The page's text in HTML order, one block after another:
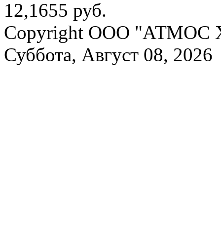
12,1655 руб.
Copyright OOO "АТМОС
Суббота, Август 08, 2026